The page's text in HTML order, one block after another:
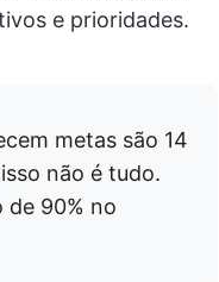
e prioridades.
metas são 14
não é tudo.
de 90% no